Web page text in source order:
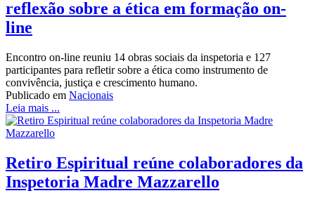
reflexão sobre a ética em formação on-
line
Encontro on-line reuniu 14 obras sociais da inspetoria e 127
participantes para refletir sobre a ética como instrumento de
convivência, justiça e crescimento humano.
Publicado em Nacionais
Leia mais ...
Retiro Espiritual reúne colaboradores da
Inspetoria Madre Mazzarello